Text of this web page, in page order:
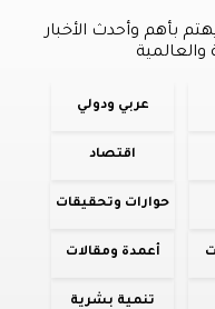
بأهم وأحدث الأخبار
عربي ودولي
اقتصاد
حوارات وتحقيقات
أعمدة ومقالات
تنمية بشرية